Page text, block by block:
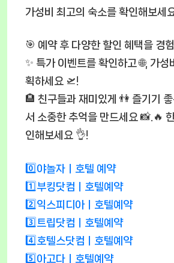
가성비 최고의 숙소를 확인해보세
🎯 예약 후 다양한 할인 혜택을 경
✨ 특가 이벤트를 확인하고 🌐, 가성
획하세요 🛫!
🏨 친구들과 재미있게 👫 즐기기
서 소중한 추억을 만드세요 📸.🔥
인해보세요 👌!
0️⃣야놀자ㅣ호텔 예약
1️⃣부킹닷컴ㅣ호텔예약
2️⃣익스피디아ㅣ호텔예약
3️⃣트립닷컴ㅣ호텔예약
4️⃣호텔스닷컴ㅣ호텔예약
5️⃣아고다ㅣ호텔예약